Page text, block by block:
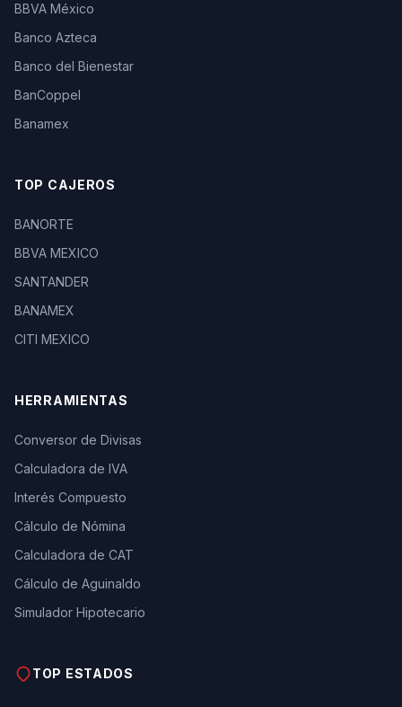
BBVA México
Banco Azteca
Banco del Bienestar
BanCoppel
Banamex
TOP CAJEROS
BANORTE
BBVA MEXICO
SANTANDER
BANAMEX
CITI MEXICO
HERRAMIENTAS
Conversor de Divisas
Calculadora de IVA
Interés Compuesto
Cálculo de Nómina
Calculadora de CAT
Cálculo de Aguinaldo
Simulador Hipotecario
TOP ESTADOS